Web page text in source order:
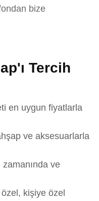
bize
Tercih
en uygun fiyatlarla
ve aksesuarlarla
ve
özel, kişiye özel